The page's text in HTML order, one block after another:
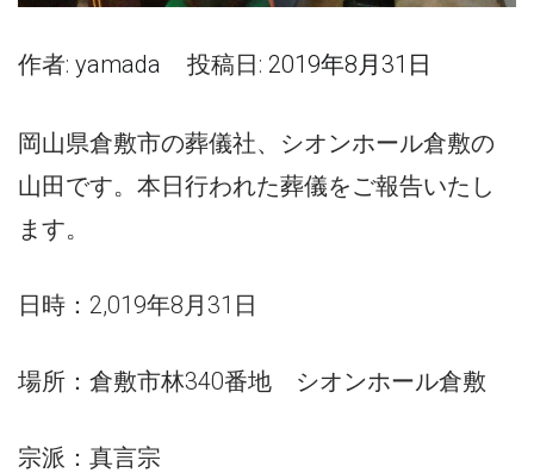
作者: yamada 投稿日: 2019年8月31日
岡山県倉敷市の葬儀社、シオンホール倉敷の
山田です。本日行われた葬儀をご報告いたし
ます。
日時：2,019年8月31日
場所：倉敷市林340番地 シオンホール倉敷
宗派：真言宗